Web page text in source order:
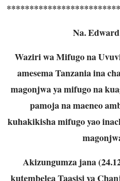
Na.
Waziri wa Mifugo na
amesema Tanzania ina
magonjwa ya mifugo na
pamoja na maeneo
kuhakikisha mifugo yao
Akizungumza jana
kutembelea Taasisi ya